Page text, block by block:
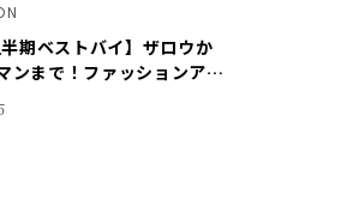
半期ベストバイ】ザロウか
ンまで！ファッションアイ